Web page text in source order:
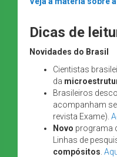
Dicas de
Novidades do Brasil
Cientistas
da
Brasileiros
acompanham
revista Exame).
Novo programa
Linhas de
compósitos